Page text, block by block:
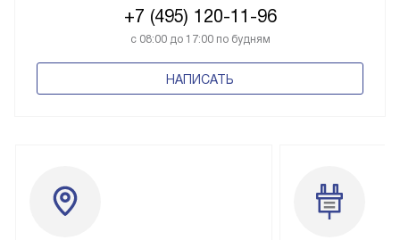
+7 (495) 120-11-96
с 08:00 до 17:00 по будням
НАПИСАТЬ